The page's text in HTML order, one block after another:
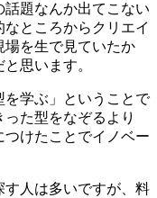
題なんか出てこない
ところからクリエイ
場を生で見ていたか
思います。
学ぶ」ということで
た型をなぞるより
つけたことでイノベー
人は多いですが、料